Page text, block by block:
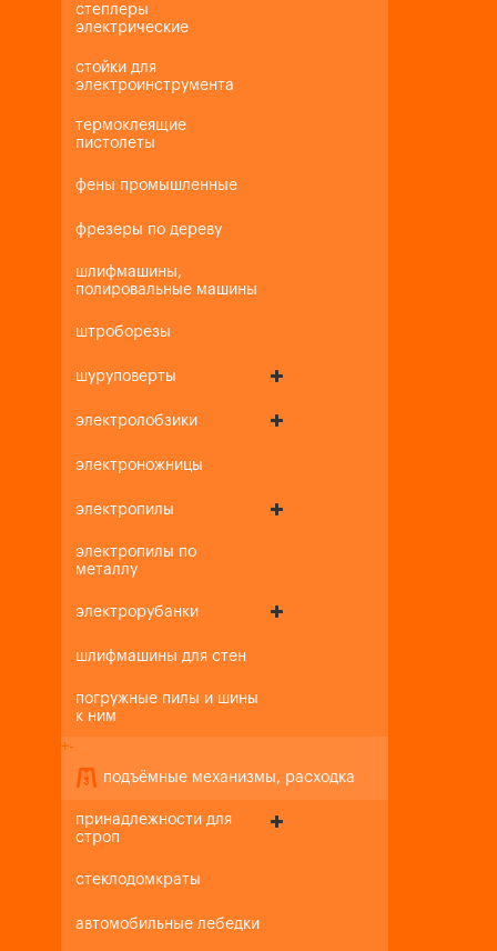
степлеры
электрические
стойки для
электроинструмента
термоклеящие
пистолеты
фены промышленные
фрезеры по дереву
шлифмашины,
полировальные машины
штроборезы
шуруповерты
электролобзики
электроножницы
электропилы
электропилы по
металлу
электрорубанки
шлифмашины для стен
погружные пилы и шины
к ним
+-
подъёмные механизмы, расходка
принадлежности для
строп
стеклодомкраты
автомобильные лебедки